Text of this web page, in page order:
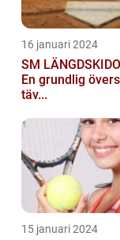
16 januari 2024
SM
En grundlig
täv...
15 januari 2024